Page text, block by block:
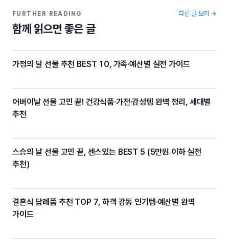
o
k
FURTHER READING
함께 읽으면 좋은 글
다른 글 보기 →
가정의 달 선물 추천 BEST 10, 가족·예산별 실전 가이드
어버이날 선물 고민 끝! 건강식품·가전·감성템 완벽 정리, 세대별
추천
스승의 날 선물 고민 끝, 센스있는 BEST 5 (5만원 이하 실전
추천)
결혼식 답례품 추천 TOP 7, 하객 감동 인기템·예산별 완벽
가이드